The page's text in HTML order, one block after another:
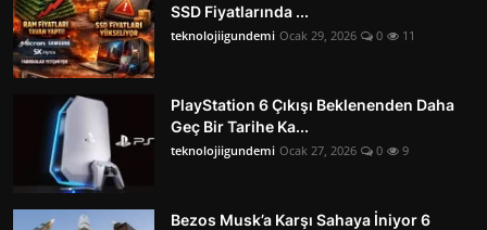
SSD Fiyatlarında ...
teknolojiigundemi Ocak 29, 2026 0 11
PlayStation 6 Çıkışı Beklenenden Daha
Geç Bir Tarihe Ka...
teknolojiigundemi Ocak 27, 2026 0 9
Bezos Musk’a Karşı Sahaya İniyor 6